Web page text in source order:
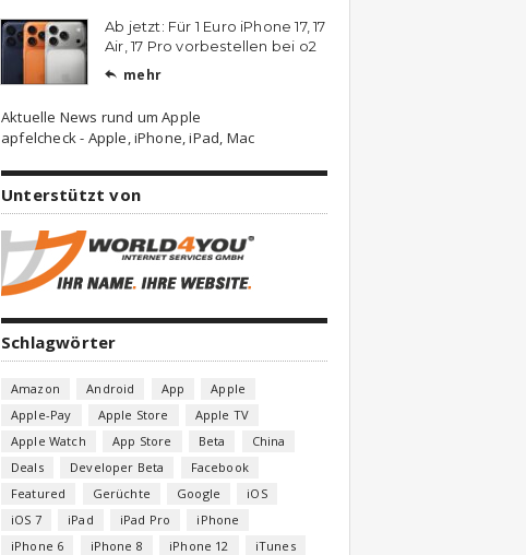
Ab jetzt: Für 1 Euro iPhone 17, 17
Air, 17 Pro vorbestellen bei o2
 mehr
Aktuelle News rund um Apple
apfelcheck - Apple, iPhone, iPad, Mac
Unterstützt von
Schlagwörter
Amazon Android App
Apple
Apple-Pay
Apple Store
Apple TV
Apple Watch
App Store Beta
China
Deals
Developer Beta
Facebook
Featured
Gerüchte Google
iOS
iOS 7
iPad iPad Pro
iPhone
iPhone 6
iPhone 8 iPhone 12
iTunes